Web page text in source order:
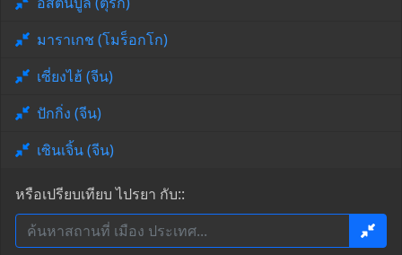
มาราเกช (โมร็อกโก)
เซี่ยงไฮ้ (จีน)
ปักกิ่ง (จีน)
เซินเจิ้น (จีน)
หรือเปรียบเทียบ ไปรยา กับ::